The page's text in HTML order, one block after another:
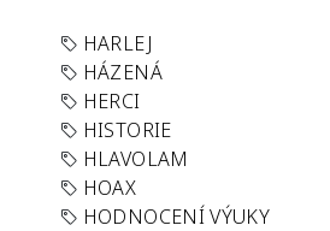
HARLEJ
HÁZENÁ
HERCI
HISTORIE
HLAVOLAM
HOAX
HODNOCENÍ VÝUKY